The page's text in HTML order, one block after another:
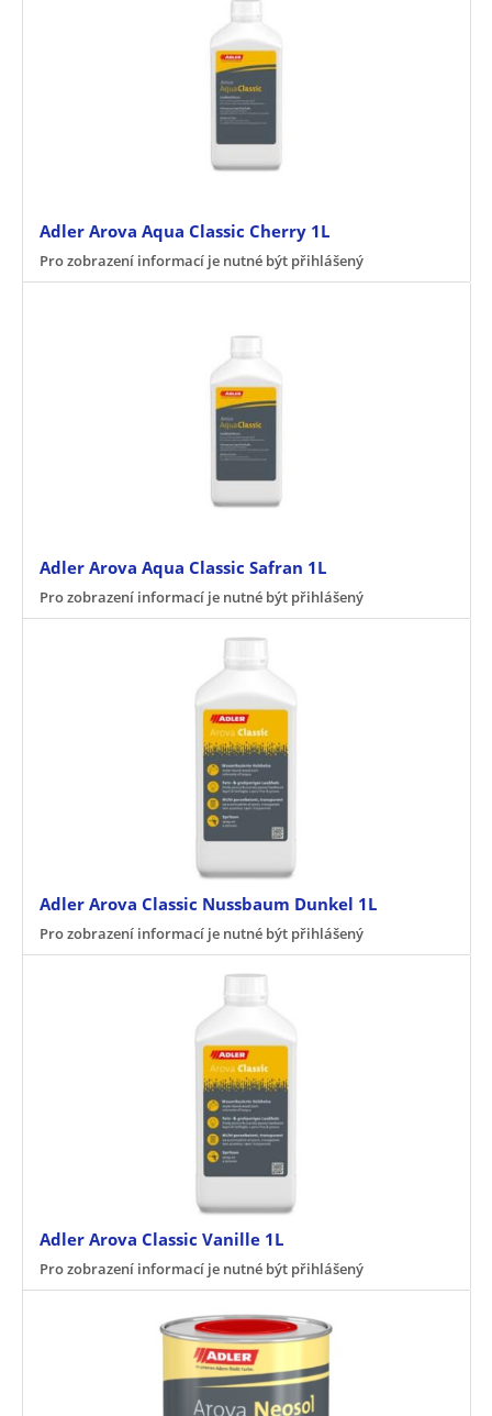
Adler Arova Aqua Classic Cherry 1L
Pro zobrazení informací je nutné být přihlášený
Adler Arova Aqua Classic Safran 1L
Pro zobrazení informací je nutné být přihlášený
Adler Arova Classic Nussbaum Dunkel 1L
Pro zobrazení informací je nutné být přihlášený
Adler Arova Classic Vanille 1L
Pro zobrazení informací je nutné být přihlášený